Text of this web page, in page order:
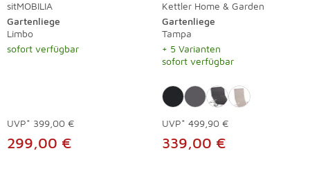
sitMOBILIA
Gartenliege
Limbo
sofort verfügbar
UVP* 399,00 €
299,00 €
Kettler Home & Garden
Gartenliege
Tampa
+ 5 Varianten
sofort verfügbar
UVP* 499,90 €
339,00 €